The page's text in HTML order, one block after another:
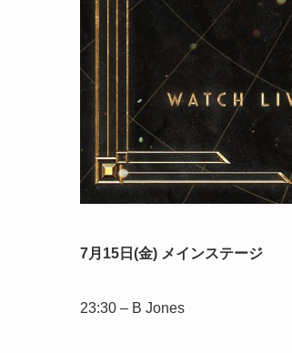
7月15日(金) メインステージ
23:30 – B Jones